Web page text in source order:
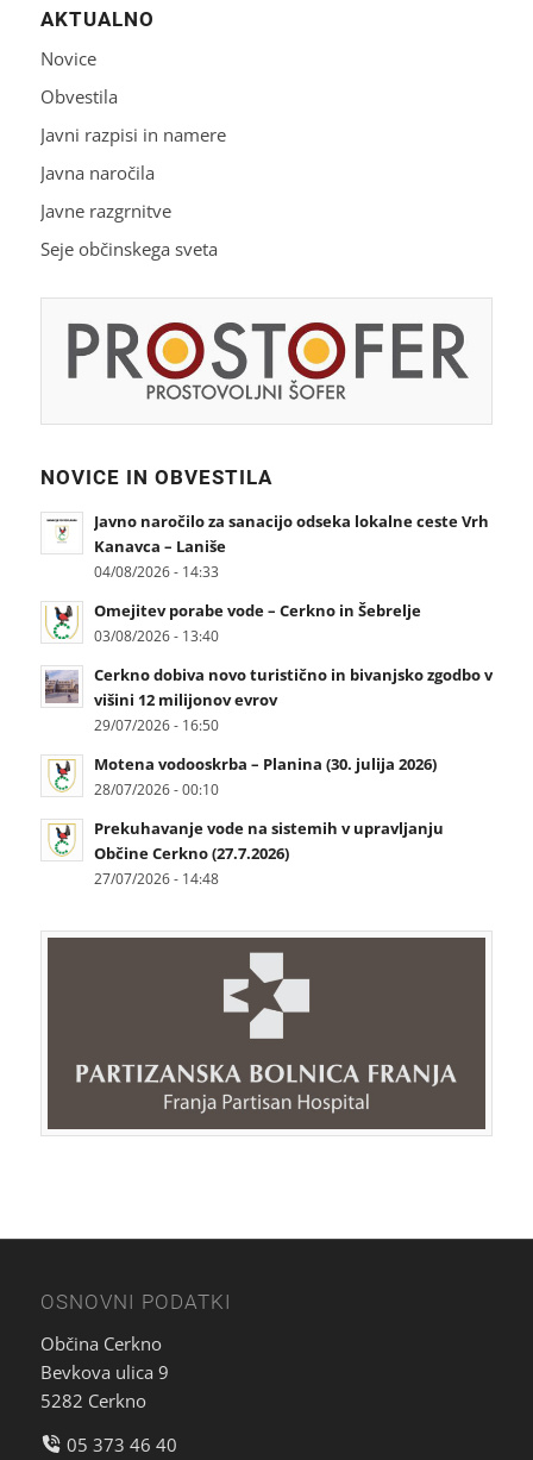
AKTUALNO
Novice
Obvestila
Javni razpisi in namere
Javna naročila
Javne razgrnitve
Seje občinskega sveta
NOVICE IN OBVESTILA
Javno naročilo za sanacijo odseka lokalne ceste Vrh
Kanavca – Laniše
04/08/2026 - 14:33
Omejitev porabe vode – Cerkno in Šebrelje
03/08/2026 - 13:40
Cerkno dobiva novo turistično in bivanjsko zgodbo v
višini 12 milijonov evrov
29/07/2026 - 16:50
Motena vodooskrba – Planina (30. julija 2026)
28/07/2026 - 00:10
Prekuhavanje vode na sistemih v upravljanju
Občine Cerkno (27.7.2026)
27/07/2026 - 14:48
OSNOVNI PODATKI
Občina Cerkno
Bevkova ulica 9
5282 Cerkno
05 373 46 40